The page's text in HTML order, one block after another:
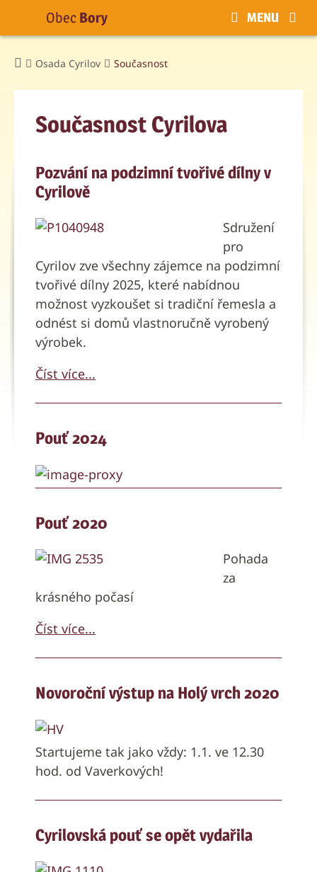
Osada Cyrilov Současnost
Současnost Cyrilova
Pozvání na podzimní tvořivé dílny v
Cyrilově
Sdružení
pro
Cyrilov zve všechny zájemce na podzimní
tvořivé dílny 2025, které nabídnou
možnost vyzkoušet si tradiční řemesla a
odnést si domů vlastnoručně vyrobený
výrobek.
Číst více...
Pouť 2024
Pouť 2020
Pohada
za
krásného počasí
Číst více...
Novoroční výstup na Holý vrch 2020
Startujeme tak jako vždy: 1.1. ve 12.30
hod. od Vaverkových!
Cyrilovská pouť se opět vydařila
Obec Bory MENU